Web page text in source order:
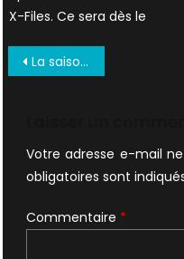
X-Files. Ce sera dès le
Navigation
La saison 10 version comics enfin en France
Votre adresse e-mail
obligatoires sont
Commentaire *